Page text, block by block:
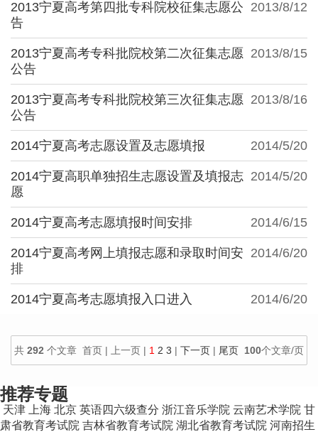
2013/8/12
2013宁夏高考第四批专科院校征集志愿公
告
2013/8/15
2013宁夏高考专科批院校第二次征集志愿
公告
2013/8/16
2013宁夏高考专科批院校第三次征集志愿
公告
2014/5/20
2014宁夏高考志愿设置及志愿填报
2014/5/20
2014宁夏高职单独招生志愿设置及填报志
愿
2014/6/15
2014宁夏高考志愿填报时间安排
2014/6/20
2014宁夏高考网上填报志愿和录取时间安
排
2014/6/20
2014宁夏高考志愿填报入口进入
共 292 个文章 首页 | 上一页 | 1 2 3 | 下一页 | 尾页 100个文章/页
推荐专题
天津 上海 北京 英语四六级查分 浙江音乐学院 云南艺术学院 甘
肃省教育考试院 吉林省教育考试院 湖北省教育考试院 河南招生